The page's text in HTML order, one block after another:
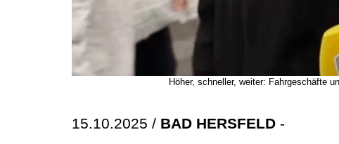
Höher, schneller, weiter: Fahrgeschäfte
15.10.2025 / BAD HERSFELD -